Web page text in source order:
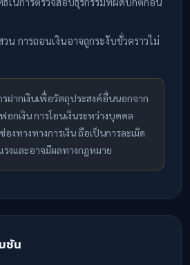
น การถอนเงินอาจถูกระงับชั่วคราวไม่
รฝากเงินเพื่อวัตถุประสงค์อื่นนอกจาก
อกเงิน การโอนเงินระหว่างบุคคล
งทางทางการเงิน ถือเป็นการละเมิด
งและอาจมีผลทางกฎหมาย
ชัน